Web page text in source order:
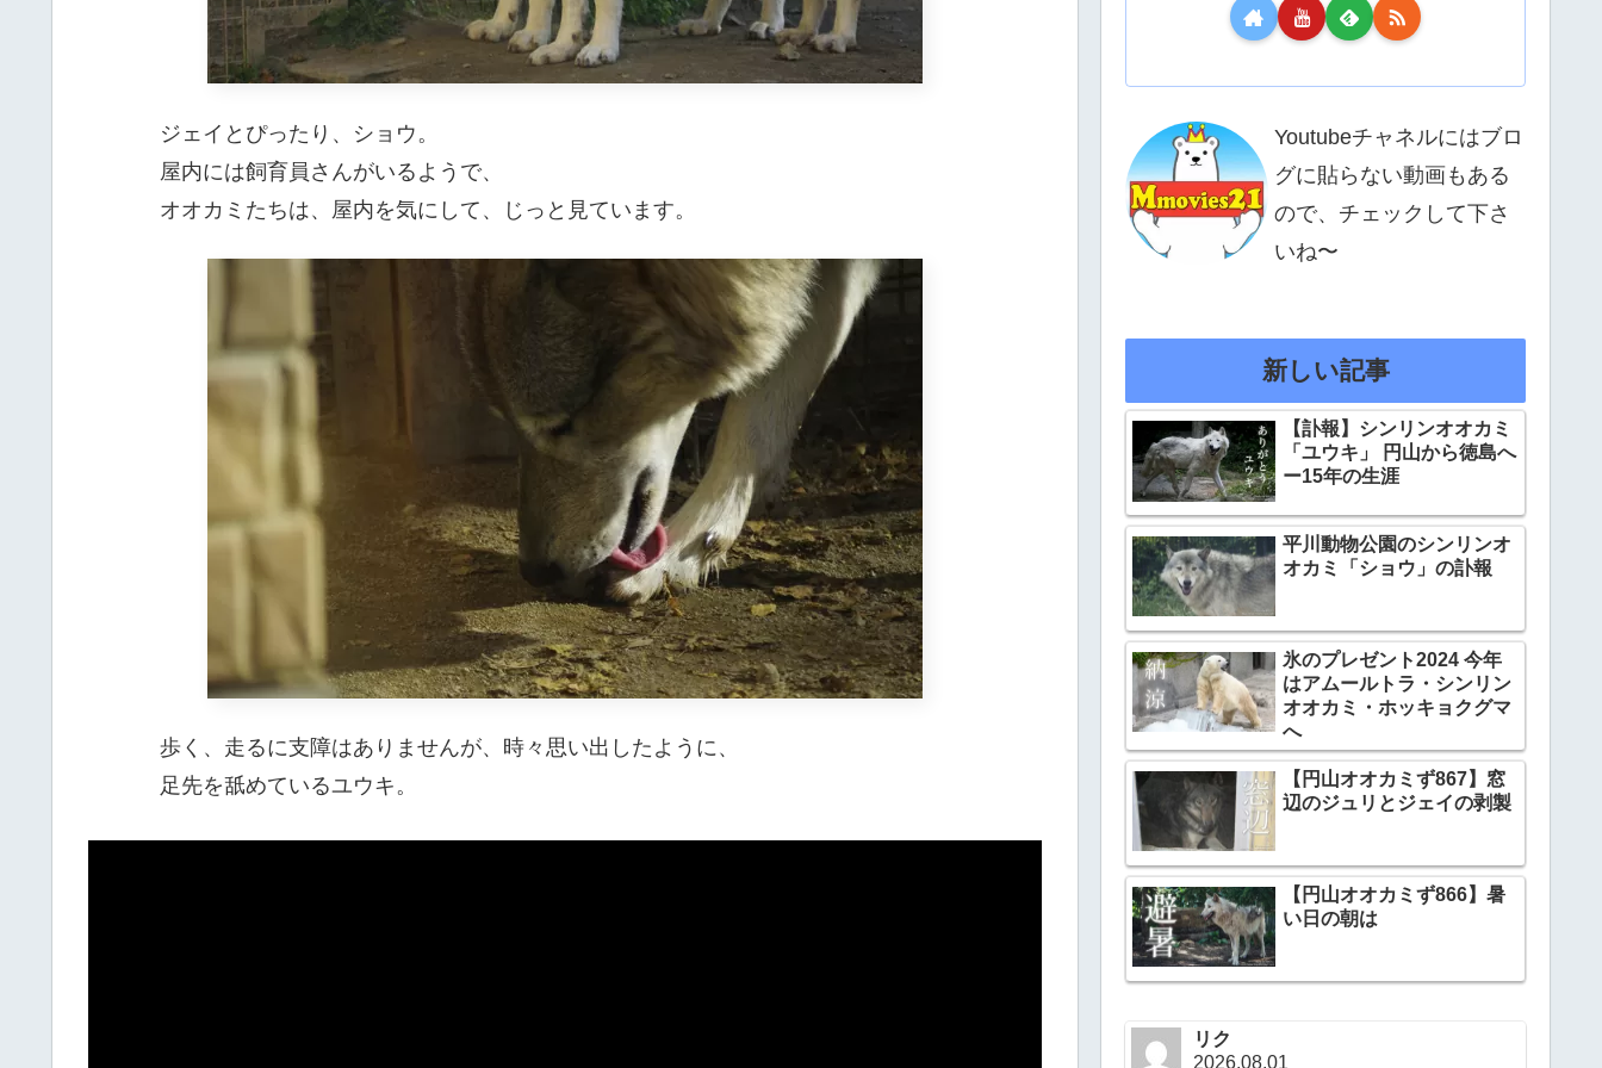
ジェイとぴったり、ショウ。
屋内には飼育員さんがいるようで、
オオカミたちは、屋内を気にして、じっと見ています。
歩く、走るに支障はありませんが、時々思い出したように、
足先を舐めているユウキ。
Youtubeチャネルにはブロ
グに貼らない動画もある
ので、チェックして下さ
いね〜
新しい記事
【訃報】シンリンオオカミ
「ユウキ」 円山から徳島へ
ー15年の生涯
平川動物公園のシンリンオ
オカミ「ショウ」の訃報
氷のプレゼント2024 今年
はアムールトラ・シンリン
オオカミ・ホッキョクグマ
へ
【円山オオカミず867】窓
辺のジュリとジェイの剥製
【円山オオカミず866】暑
い日の朝は
リク
2026.08.01